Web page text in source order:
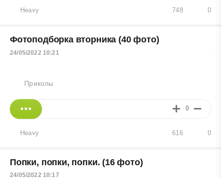
Heavy 0
748
Фотоподборка вторника (40 фото)
24/05/2022 10:21
Приколы
0
Heavy 0
616
Попки, попки, попки. (16 фото)
24/05/2022 10:17